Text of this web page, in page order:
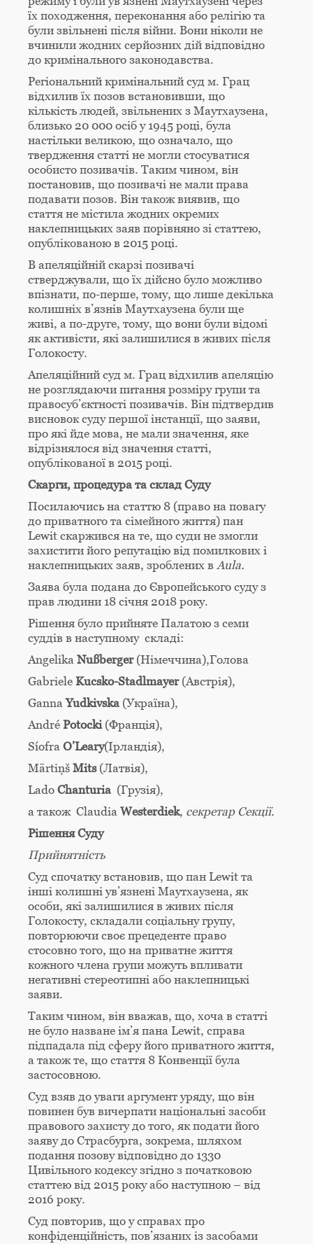
їх походження, переконання або релігію та
були звільнені після війни. Вони ніколи не
вчинили жодних серйозних дій відповідно
до кримінального законодавства.
Регіональний кримінальний суд м. Грац
відхилив їх позов встановивши, що
кількість людей, звільнених з Маутхаузена,
близько 20 000 осіб у 1945 році, була
настільки великою, що означало, що
твердження статті не могли стосуватися
особисто позивачів. Таким чином, він
постановив, що позивачі не мали права
подавати позов. Він також виявив, що
стаття не містила жодних окремих
наклепницьких заяв порівняно зі статтею,
опублікованою в 2015 році.
В апеляційній скарзі позивачі
стверджували, що їх дійсно було можливо
впізнати, по-перше, тому, що лише декілька
колишніх в’язнів Маутхаузена були ще
живі, а по-друге, тому, що вони були відомі
як активісти, які залишилися в живих після
Голокосту.
Апеляційний суд м. Грац відхилив апеляцію
не розглядаючи питання розміру групи та
правосуб’єктності позивачів. Він підтвердив
висновок суду першої інстанції, що заяви,
про які йде мова, не мали значення, яке
відрізнялося від значення статті,
опублікованої в 2015 році.
Скарги, процедура та склад Суду
Посилаючись на статтю 8 (право на повагу
до приватного та сімейного життя) пан
Lewit скаржився на те, що суди не змогли
захистити його репутацію від помилкових і
наклепницьких заяв, зроблених вAula.
Заява була подана до Європейського суду з
прав людини 18 січня 2018 року.
Рішення було прийняте Палатою з семи
суддів в наступному складі:
Angelika Nußberger (Німеччина),Голова
Gabriele Kucsko-Stadlmayer (Австрія),
GannaYudkivska (Україна),
André Potocki (Франція),
Síofra O’Leary(Ірландія),
Mārtiņš Mits (Латвія),
Lado Chanturia (Грузія),
а також Claudia Westerdiek, секретар Секції.
Рішення Суду
Прийнятність
Суд спочатку встановив, що пан Lewit та
інші колишні ув’язнені Маутхаузена, як
особи, які залишилися в живих після
Голокосту, складали соціальну групу,
повторюючи своє прецеденте право
стосовно того, що на приватне життя
кожного члена групи можуть впливати
негативні стереотипні або наклепницькі
заяви.
Таким чином, він вважав, що, хоча в статті
не було назване ім’я пана Lewit, справа
підпадала під сферу його приватного життя,
а також те, що стаття 8 Конвенції була
застосовною.
Суд взяв до уваги аргумент уряду, що він
повинен був вичерпати національні засоби
правового захисту до того, як подати його
заяву до Страсбурга, зокрема, шляхом
подання позову відповідно до 1330
Цивільного кодексу згідно з початковою
статтею від 2015 року або наступною – від
2016 року.
Суд повторив, що у справах про
конфіденційність, пов’язаних із засобами